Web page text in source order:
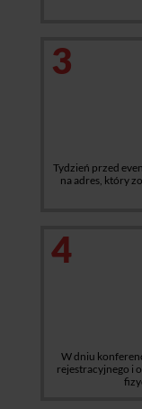
3
Tydzień przed
na adres, który
4
W dniu
rejestracyjnego i